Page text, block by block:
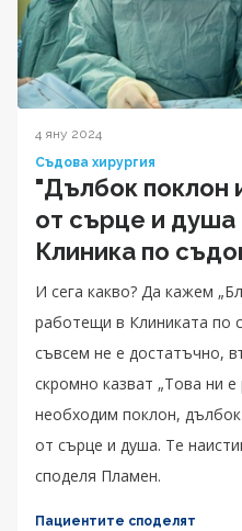
4 яну 2024
Съдова хирургия
"Дълбок поклон
от сърце и душа
Клиника по
И сега какво? Да кажем
работещи в Клиниката по
съвсем не е достатъчно,
скромно казват „Това ни
необходим поклон,
от сърце и душа. Те
споделя Пламен.
Пациентите споделят